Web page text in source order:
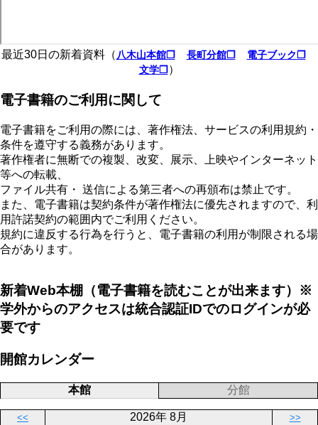
最近30日の新着資料（八木山本館❐ 長町分館❐
電子ブック❐
文学❐）
電子書籍のご利用に関して
電子書籍をご利用の際には、著作権法、サービスの利用規約・
条件を遵守する義務があります。
著作権者に無断での複製、改変、展示、上映やインターネット
等への転載、
ファイル共有・ 送信による第三者への再頒布は禁止です。
また、電子書籍は契約条件が著作権法に優先されますので、利
用許諾契約の範囲内でご利用ください。
規約に違反する行為を行うと、電子書籍の利用が制限される場
合があります。
新着Web本棚（電子書籍を読むことが出来ます）※
学外からのアクセスは統合認証IDでのログインが必
要です
開館カレンダー
本館 分館
<< 2026年 8月 >>